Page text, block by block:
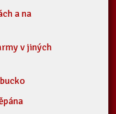
a na
v jiných